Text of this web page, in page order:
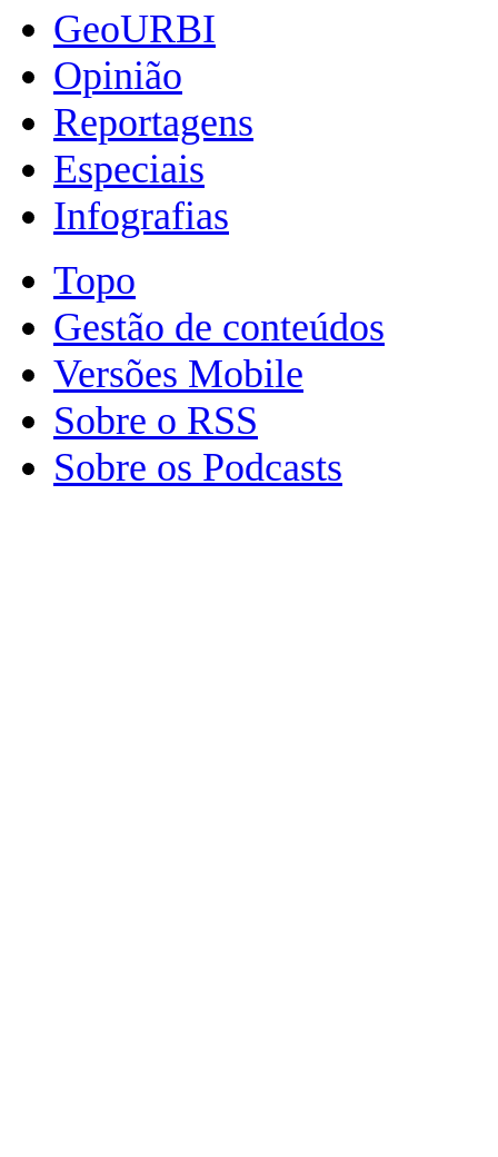
GeoURBI
Opinião
Reportagens
Especiais
Infografias
Topo
Gestão de conteúdos
Versões Mobile
Sobre o RSS
Sobre os Podcasts